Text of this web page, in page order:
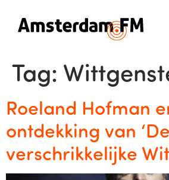
Tag:
Roeland Hofman
ontdekking van ‘De
verschrikkelijke